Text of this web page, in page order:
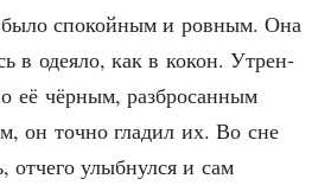
спо­кой­ным и ров­ным. Она
в оде­я­ло, как в кокон. Утрен­
её чёр­ным, раз­бро­сан­ным
он точ­но гла­дил их. Во сне
отче­го улыб­нул­ся и сам